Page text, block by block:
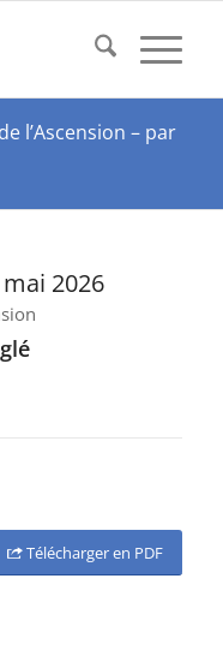
l’Ascension – par
2026
Télécharger en PDF